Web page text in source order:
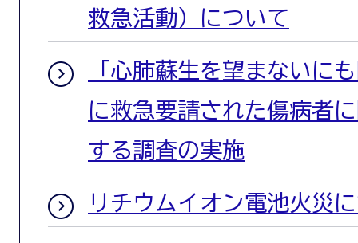
救急活動）について
「心肺蘇生を望まないに
に救急要請された傷病者
する調査の実施
リチウムイオン電池火災